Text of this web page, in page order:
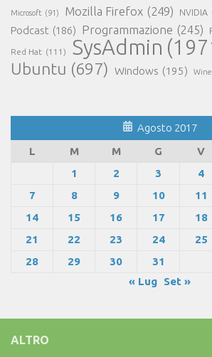
Microsoft (91) Mozilla Firefox (249) NVIDIA
Podcast (186) Programmazione (245)
Red Hat (111) SysAdmin
Ubuntu (697) Windows (195) Wine
Agosto 2017
L
M M G V
1
2 3 4
7
8 9 10 11
14
15 16 17 18
21
22 23 24 25
28
29 30
31
« Lug
Set »
ALTRO